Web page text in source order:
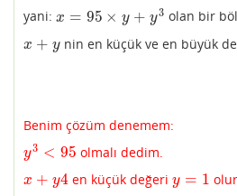
yani: x = 95 × y + y3
x= 95 ×y+ y3 olan bir
x + y
x+ y nin en küçük ve en büyük
Benim çözüm denemem:
y3 < 95
y3< 95 olmalı dedim.
x + y4
x+ y4 en küçük değeriy = 1
y=1